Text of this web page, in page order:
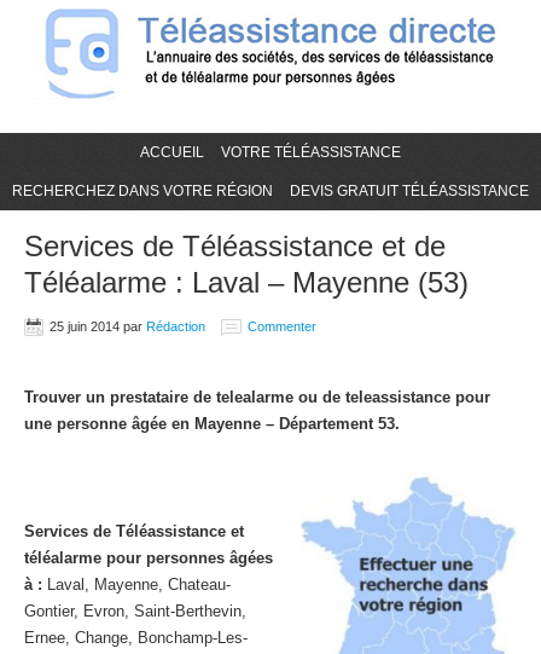
ACCUEIL VOTRE TÉLÉASSISTANCE
RECHERCHEZ DANS VOTRE RÉGION DEVIS GRATUIT TÉLÉASSISTANCE
Services de Téléassistance et de
Téléalarme : Laval – Mayenne (53)
25 juin 2014 par Rédaction Commenter
Trouver un prestataire de telealarme ou de teleassistance pour
une personne âgée en Mayenne – Département 53.
Services de Téléassistance et
téléalarme pour personnes âgées
à : Laval, Mayenne, Chateau-
Gontier, Evron, Saint-Berthevin,
Ernee, Change, Bonchamp-Les-